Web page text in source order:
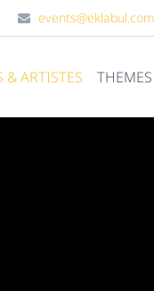
events@eklabul.com
& ARTISTES